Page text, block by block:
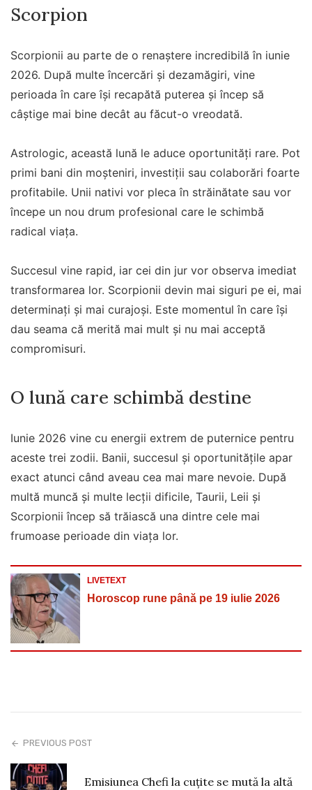
Scorpion
Scorpionii au parte de o renaștere incredibilă în iunie
2026. După multe încercări și dezamăgiri, vine
perioada în care își recapătă puterea și încep să
câștige mai bine decât au făcut-o vreodată.
Astrologic, această lună le aduce oportunități rare. Pot
primi bani din moșteniri, investiții sau colaborări foarte
profitabile. Unii nativi vor pleca în străinătate sau vor
începe un nou drum profesional care le schimbă
radical viața.
Succesul vine rapid, iar cei din jur vor observa imediat
transformarea lor. Scorpionii devin mai siguri pe ei, mai
determinați și mai curajoși. Este momentul în care își
dau seama că merită mai mult și nu mai acceptă
compromisuri.
O lună care schimbă destine
Iunie 2026 vine cu energii extrem de puternice pentru
aceste trei zodii. Banii, succesul și oportunitățile apar
exact atunci când aveau cea mai mare nevoie. După
multă muncă și multe lecții dificile, Taurii, Leii și
Scorpionii încep să trăiască una dintre cele mai
frumoase perioade din viața lor.
LIVETEXT
Horoscop rune până pe 19 iulie 2026
PREVIOUS POST
Emisiunea Chefi la cuțite se mută la altă